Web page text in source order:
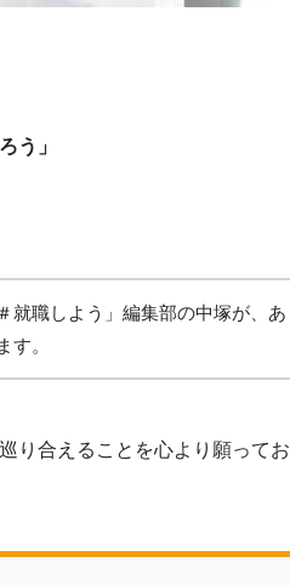
う」
就職しよう」編集部の中塚が、あ
す。
り合えることを心より願ってお